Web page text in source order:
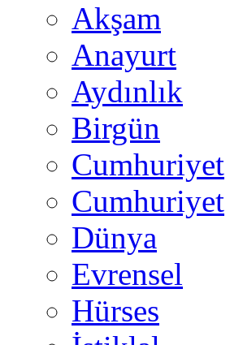
Akşam
Anayurt
Aydınlık
Birgün
Cumhuriyet
Cumhuriyet
Dünya
Evrensel
Hürses